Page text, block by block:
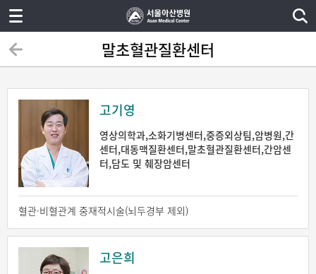
말초혈관질환센터
고기영
영상의학과,소화기병센터,중증외상팀,암병원,간
센터,대동맥질환센터,말초혈관질환센터,간암센
터,담도 및 췌장암센터
혈관·비혈관계 중재적시술(뇌두경부 제외)
고은희